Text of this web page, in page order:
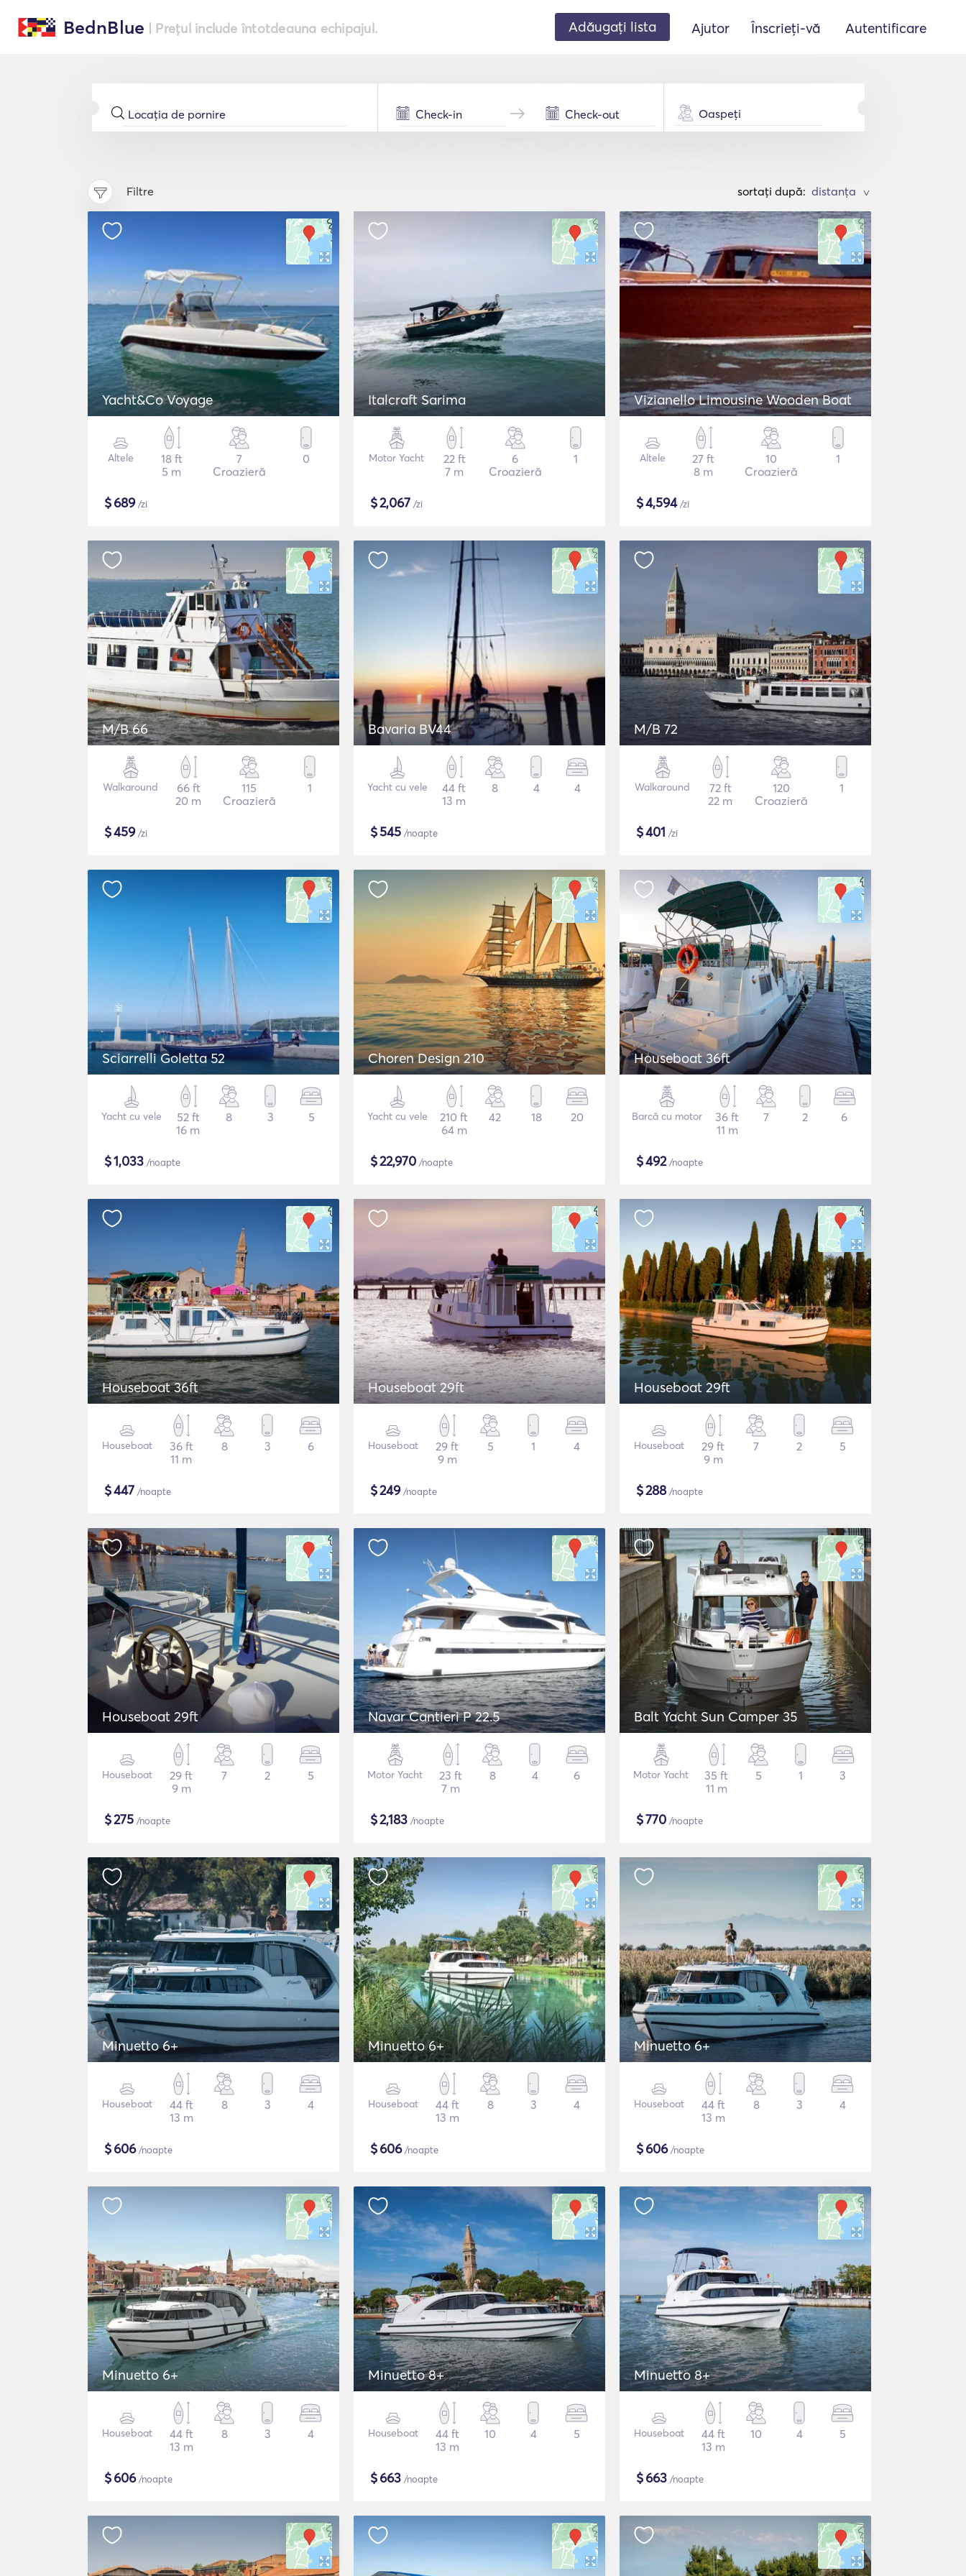
BednBlue | Prețul include întotdeauna echipajul. Adăugați lista Ajutor Înscrieți-vă Autentificare
Oaspeți
Filtre sortați după: >
Yacht&Co Voyage
Altele
18 ft
5 m
7
Croazieră
0
$689/zi
Italcraft Sarima
Motor Yacht
22 ft
7 m
6
Croazieră
1
$2,067 /zi
Vizianello Limousine Wooden Boat
Altele
27 ft
8 m
10
Croazieră
1
$4,594/zi
M/B 66
Walkaround
66 ft
20 m
115
Croazieră
1
$459/zi
Bavaria BV44
Yacht cu vele
44 ft
13 m
8 4 4
$545 /noapte
M/B 72
Walkaround
72 ft
22 m
120
Croazieră
1
$401 /zi
Sciarrelli Goletta 52
Yacht cu vele
52 ft
16 m
8 3 5
$1,033 /noapte
Choren Design 210
Yacht cu vele
210 ft
64 m
42 18 20
$22,970 /noapte
Houseboat 36ft
Barcă cu motor
36 ft
11 m
7 2 6
$492/noapte
Houseboat 36ft
Houseboat
36 ft
11 m
8 3 6
$447 /noapte
Houseboat 29ft
Houseboat
29 ft
9 m
5 1 4
$249/noapte
Houseboat 29ft
Houseboat
29 ft
9 m
7 2 5
$288/noapte
Houseboat 29ft
Houseboat
29 ft
9 m
7 2 5
$275 /noapte
Navar Cantieri P 22.5
Motor Yacht
23 ft
7 m
8 4 6
$2,183 /noapte
Balt Yacht Sun Camper 35
Motor Yacht
35 ft
11 m
5 1 3
$770 /noapte
Minuetto 6+
Houseboat
44 ft
13 m
8 3 4
$606/noapte
Minuetto 6+
Houseboat
44 ft
13 m
8 3 4
$606/noapte
Minuetto 6+
Houseboat
44 ft
13 m
8 3 4
$606/noapte
Minuetto 6+
Houseboat
44 ft
13 m
8 3 4
$606/noapte
Minuetto 8+
Houseboat
44 ft
13 m
10 4 5
$663 /noapte
Minuetto 8+
Houseboat
44 ft
13 m
10 4 5
$663 /noapte